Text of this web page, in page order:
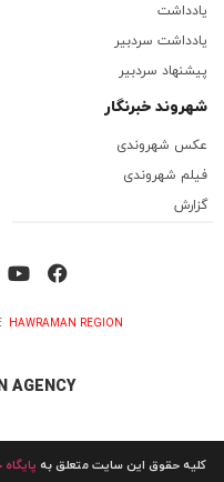
یادداشت
یادداشت سردبیر
پیشنهاد سردبیر
شهروند خبرنگار
عکس شهروندی
فیلم شهروندی
گزارش
HAWRAMAN REGION
AGENCY
کلیه حقوق این سایت متعلق به